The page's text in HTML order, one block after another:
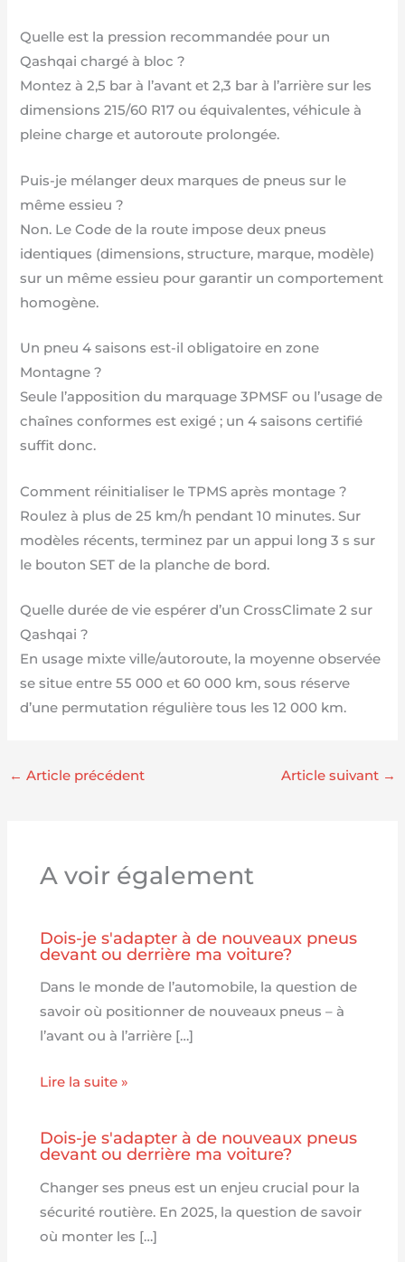
Quelle est la pression recommandée pour un
Qashqai chargé à bloc ?
Montez à 2,5 bar à l’avant et 2,3 bar à l’arrière sur les
dimensions 215/60 R17 ou équivalentes, véhicule à
pleine charge et autoroute prolongée.
Puis-je mélanger deux marques de pneus sur le
même essieu ?
Non. Le Code de la route impose deux pneus
identiques (dimensions, structure, marque, modèle)
sur un même essieu pour garantir un comportement
homogène.
Un pneu 4 saisons est-il obligatoire en zone
Montagne ?
Seule l’apposition du marquage 3PMSF ou l’usage de
chaînes conformes est exigé ; un 4 saisons certifié
suffit donc.
Comment réinitialiser le TPMS après montage ?
Roulez à plus de 25 km/h pendant 10 minutes. Sur
modèles récents, terminez par un appui long 3 s sur
le bouton SET de la planche de bord.
Quelle durée de vie espérer d’un CrossClimate 2 sur
Qashqai ?
En usage mixte ville/autoroute, la moyenne observée
se situe entre 55 000 et 60 000 km, sous réserve
d’une permutation régulière tous les 12 000 km.
← Article précédent Article suivant →
A voir également
Dois-je s'adapter à de nouveaux pneus
devant ou derrière ma voiture?
Dans le monde de l’automobile, la question de
savoir où positionner de nouveaux pneus – à
l’avant ou à l’arrière […]
Lire la suite »
Dois-je s'adapter à de nouveaux pneus
devant ou derrière ma voiture?
Changer ses pneus est un enjeu crucial pour la
sécurité routière. En 2025, la question de savoir
où monter les […]